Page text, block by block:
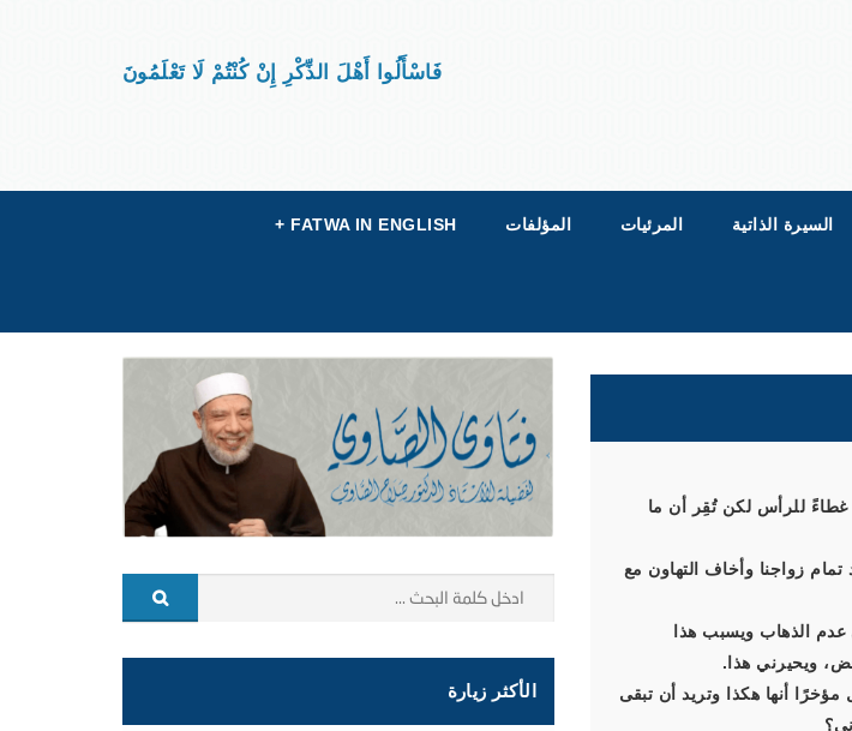
فَاسْأَلُوا أَهْلَ الذِّكْرِ إِنْ كُنْتُمْ لَا تَعْلَمُونَ
السيرة الذاتية المرئيات المؤلفات FATWA IN ENGLISH
+
غطاءً للرأس لكن تُقِر أن ما
زواجنا وأخاف التهاون مع
عدم الذهاب ويسبب هذا
ويحيرني هذا.
أنها هكذا وتريد أن تبقى
الأكثر زيارة